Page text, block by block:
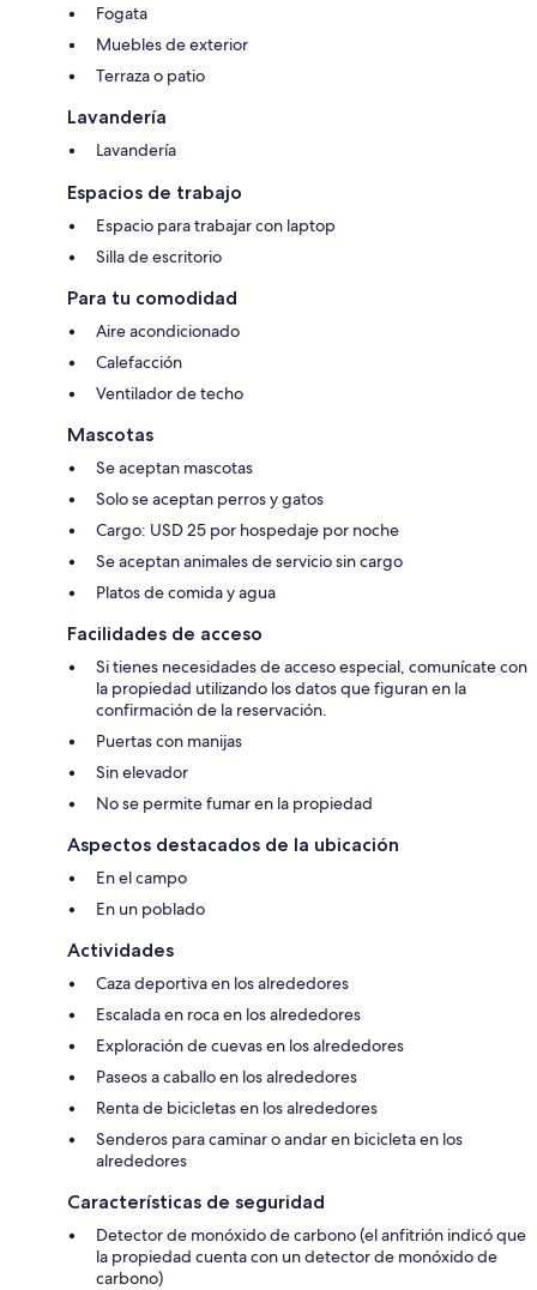
Fogata
Muebles de exterior
Terraza o patio
Lavandería
Lavandería
Espacios de trabajo
Espacio para trabajar con laptop
Silla de escritorio
Para tu comodidad
Aire acondicionado
Calefacción
Ventilador de techo
Mascotas
Se aceptan mascotas
Solo se aceptan perros y gatos
Cargo: USD 25 por hospedaje por noche
Se aceptan animales de servicio sin cargo
Platos de comida y agua
Facilidades de acceso
Si tienes necesidades de acceso especial, comunícate con
la propiedad utilizando los datos que figuran en la
confirmación de la reservación.
Puertas con manijas
Sin elevador
No se permite fumar en la propiedad
Aspectos destacados de la ubicación
En el campo
En un poblado
Actividades
Caza deportiva en los alrededores
Escalada en roca en los alrededores
Exploración de cuevas en los alrededores
Paseos a caballo en los alrededores
Renta de bicicletas en los alrededores
Senderos para caminar o andar en bicicleta en los
alrededores
Características de seguridad
Detector de monóxido de carbono (el anfitrión indicó que
la propiedad cuenta con un detector de monóxido de
carbono)